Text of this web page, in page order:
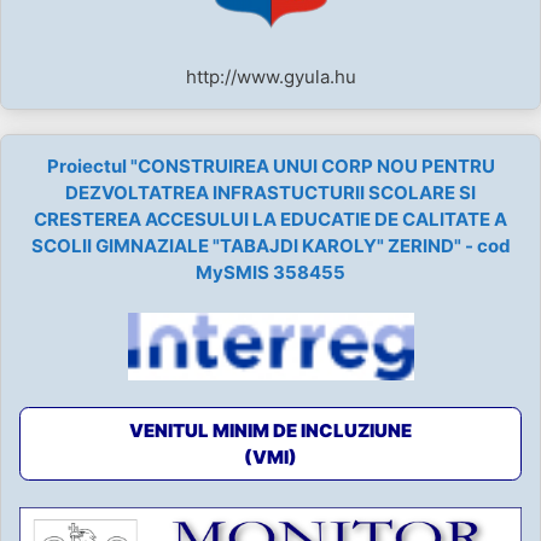
http://www.gyula.hu
Proiectul "CONSTRUIREA UNUI CORP NOU PENTRU
DEZVOLTATREA INFRASTUCTURII SCOLARE SI
CRESTEREA ACCESULUI LA EDUCATIE DE CALITATE A
SCOLII GIMNAZIALE "TABAJDI KAROLY" ZERIND" - cod
MySMIS 358455
VENITUL MINIM DE INCLUZIUNE
(VMI)